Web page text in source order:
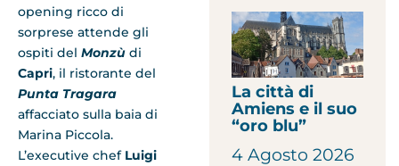
opening ricco di
sorprese attende gli
ospiti del Monzù di
Capri, il ristorante del
Punta Tragara
affacciato sulla baia di
Marina Piccola.
L’executive chef Luigi
La città di
Amiens e il suo
“oro blu”
4 Agosto 2026